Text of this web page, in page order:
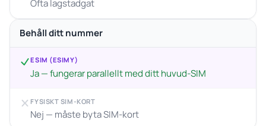
Ofta lagstadgat
Behåll ditt nummer
ESIM (ESIMY)
Ja — fungerar parallellt med ditt huvud-SIM
FYSISKT SIM-KORT
Nej — måste byta SIM-kort